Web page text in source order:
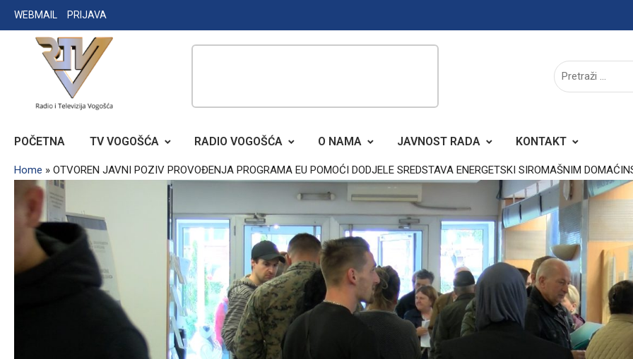
Skip
to
WEBMAIL PRIJAVA
RADIO TELEVIZIJA VOGOŠĆA
POČETNA TV VOGOŠĆA RADIO VOGOŠĆA O NAMA JAVNOST RADA KONTAKT
Home » OTVOREN JAVNI POZIV PROVOĐENJA PROGRAMA EU POMOĆI DODJELE SREDSTAVA ENERGETSKI SIROMAŠNIM